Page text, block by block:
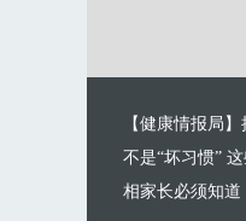
【健康情报局
不是“坏习惯”
相家长必须知道